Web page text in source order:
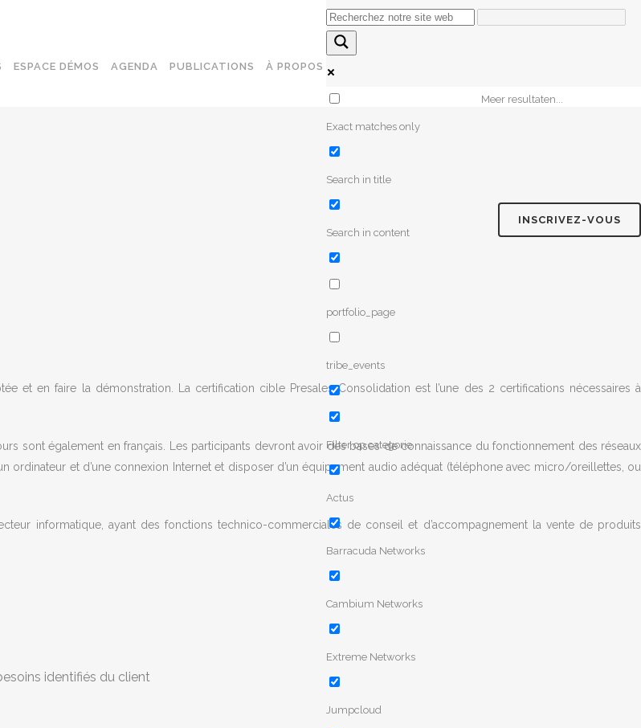
Meer resultaten...
Exact matches only
Search in title
Search in content
portfolio_page
tribe_events
Filter op categorie
Actus
Barracuda Networks
Cambium Networks
Extreme Networks
Jumpcloud
DÉTECTION AUX MENACES
SENSIBILISATION À LA SÉCURITÉ
RÉSEAUX AUTOPILOTES
ESPACE DÉMOS AGENDA PUBLICATIONS À PROPOS DE NOUS
INSCRIVEZ-VOUS
et en faire la démonstration. La certification cible Presales Consolidation est l’une des 2 certifications nécessaires à
sont également en français. Les participants devront avoir des bases de connaissance du fonctionnement des réseaux
ordinateur et d’une connexion Internet et disposer d’un équipement audio adéquat (téléphone avec micro/oreillettes, ou
informatique, ayant des fonctions technico-commerciales de conseil et d’accompagnement la vente de produits
identifiés du client